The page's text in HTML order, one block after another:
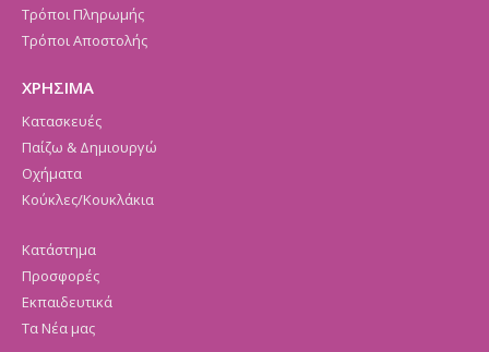
Τρόποι Πληρωμής
Τρόποι Αποστολής
ΧΡΗΣΙΜΑ
Κατασκευές
Παίζω & Δημιουργώ
Οχήματα
Κούκλες/Κουκλάκια
Κατάστημα
Προσφορές
Εκπαιδευτικά
Τα Νέα μας